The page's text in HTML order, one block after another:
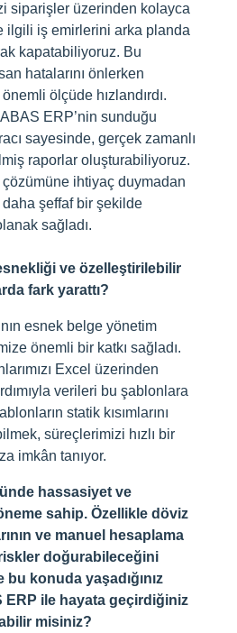
siparişler üzerinden kolayca
ilgili iş emirlerini arka planda
kapatabiliyoruz. Bu
hatalarını önlerken
ölçüde hızlandırdı.
ABAS ERP’nin sunduğu
sayesinde, gerçek zamanlı
raporlar oluşturabiliyoruz.
çözümüne ihtiyaç duymadan
şeffaf bir şekilde
sağladı.
ve özelleştirilebilir
fark yarattı?
esnek belge yönetim
önemli bir katkı sağladı.
Excel üzerinden
verileri bu şablonlara
statik kısımlarını
süreçlerimizi hızlı bir
imkân tanıyor.
hassasiyet ve
sahip. Özellikle döviz
ve manuel hesaplama
doğurabileceğini
konuda yaşadığınız
ERP ile hayata geçirdiğiniz
misiniz?